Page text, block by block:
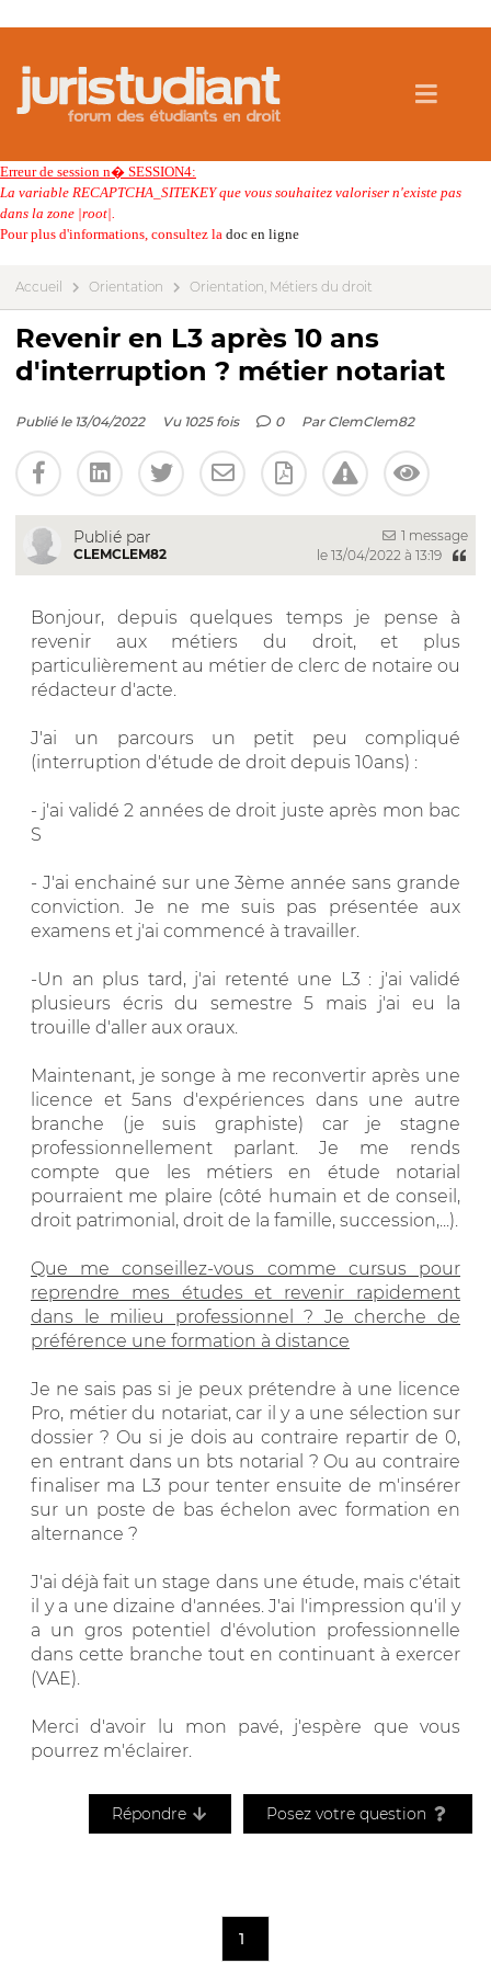
Erreur de session n� SESSION4:
La variable RECAPTCHA_SITEKEY que vous souhaitez valoriser n'existe pas
dans la zone |root|.
Pour plus d'informations, consultez la doc en ligne
Accueil Orientation Orientation, Métiers du droit
Revenir en L3 après 10 ans
d'interruption ? métier notariat
Publié le 13/04/2022 Vu 1025 fois 0 Par ClemClem82
Publié par
CLEMCLEM82
1 message
le 13/04/2022 à 13:19
Bonjour, depuis quelques temps je pense à
revenir aux métiers du droit, et plus
particulièrement au métier de clerc de notaire ou
rédacteur d'acte.
J'ai un parcours un petit peu compliqué
(interruption d'étude de droit depuis 10ans) :
- j'ai validé 2 années de droit juste après mon bac
S
- J'ai enchainé sur une 3ème année sans grande
conviction. Je ne me suis pas présentée aux
examens et j'ai commencé à travailler.
-Un an plus tard, j'ai retenté une L3 : j'ai validé
plusieurs écris du semestre 5 mais j'ai eu la
trouille d'aller aux oraux.
Maintenant, je songe à me reconvertir après une
licence et 5ans d'expériences dans une autre
branche (je suis graphiste) car je stagne
professionnellement parlant. Je me rends
compte que les métiers en étude notarial
pourraient me plaire (côté humain et de conseil,
droit patrimonial, droit de la famille, succession,...).
Que me conseillez-vous comme cursus pour
reprendre mes études et revenir rapidement
dans le milieu professionnel ? Je cherche de
préférence une formation à distance
Je ne sais pas si je peux prétendre à une licence
Pro, métier du notariat, car il y a une sélection sur
dossier ? Ou si je dois au contraire repartir de 0,
en entrant dans un bts notarial ? Ou au contraire
finaliser ma L3 pour tenter ensuite de m'insérer
sur un poste de bas échelon avec formation en
alternance ?
J'ai déjà fait un stage dans une étude, mais c'était
il y a une dizaine d'années. J'ai l'impression qu'il y
a un gros potentiel d'évolution professionnelle
dans cette branche tout en continuant à exercer
(VAE).
Merci d'avoir lu mon pavé, j'espère que vous
pourrez m'éclairer.
Répondre Posez votre question
1